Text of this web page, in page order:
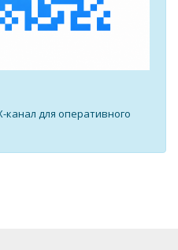
канал для оперативного